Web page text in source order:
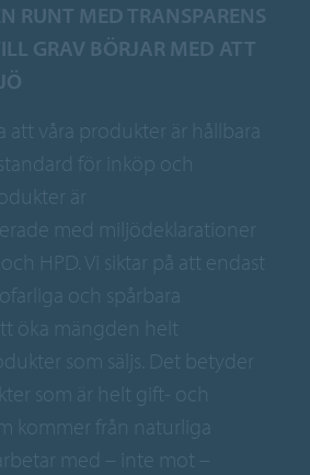
RUNT MED TRANSPARENS
GRAV BÖRJAR MED ATT
att våra produkter är hållbara
för inköp och
är
med miljödeklarationer
och HPD. Vi siktar på att endast
och spårbara
öka mängden helt
som säljs. Det betyder
som är helt gift- och
kommer från naturliga
med – inte mot –